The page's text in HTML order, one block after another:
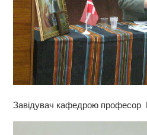
Завідувач кафедрою